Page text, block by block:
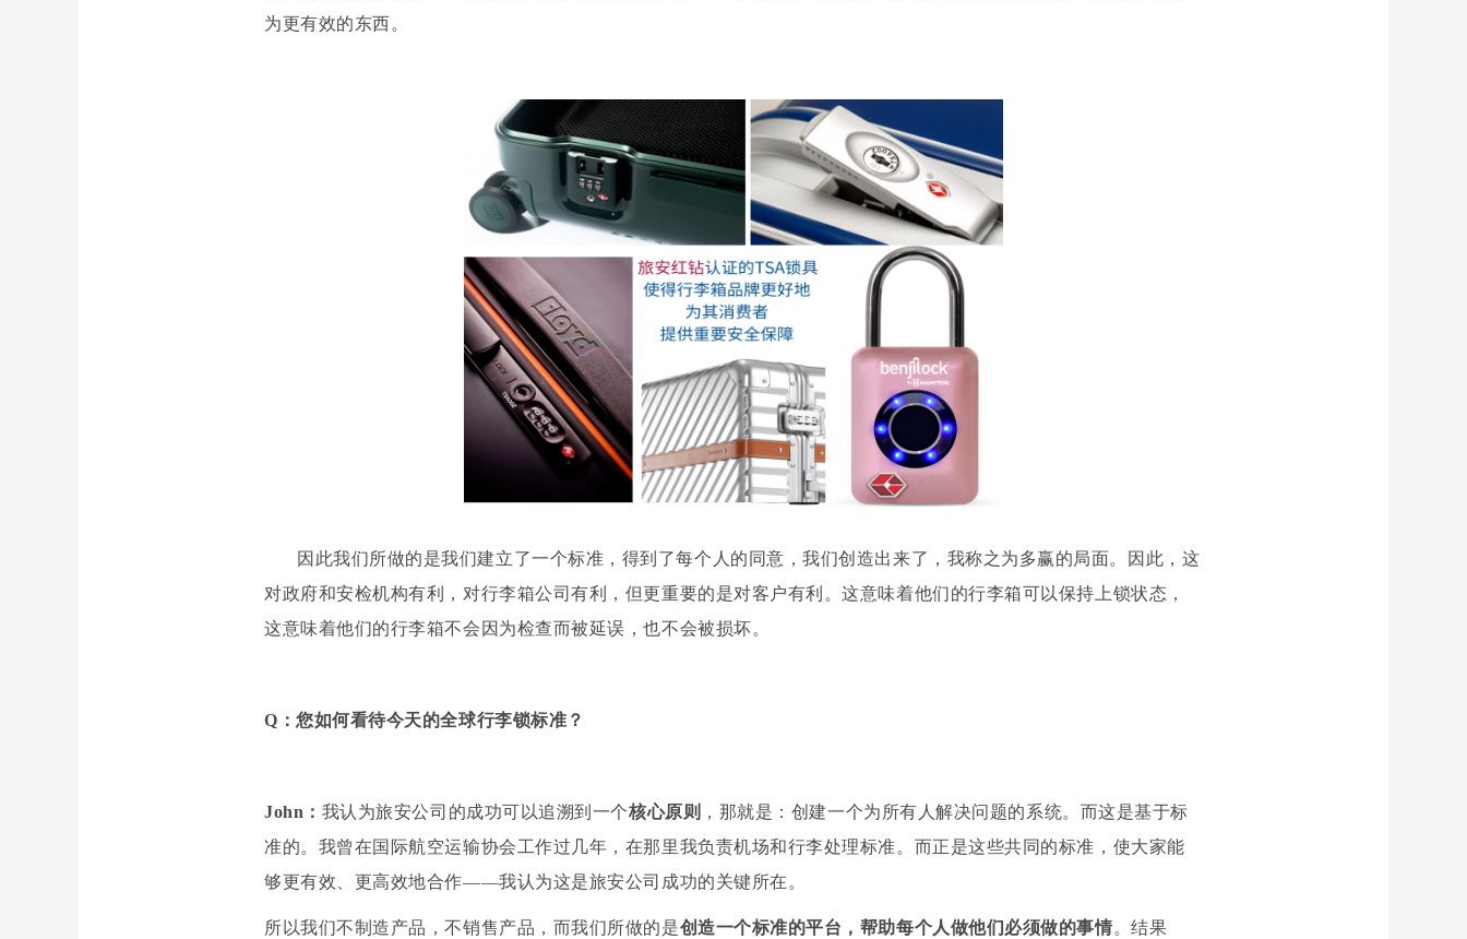
为更有效的东西。
因此我们所做的是我们建立了一个标准，得到 了每个人的同意，我们创造出来了，我称之为多赢的局面。因此，这
对政府和安检机构有利，对行李箱公司有利，但更重要的是对客户有利。这意味着他们的行李箱可以保持上锁状态，
这意味着他们的行李箱不会因为检查而被延误，也不会被损坏。
Q：您如何看待今天的全球行李锁标准？
John： 我认为旅安公司的成功可以追溯到一个核心原则 ， 那就是：创建一个为所有人解决问题的系统。而这是基于标
准的。我曾在国际航空运输协会工作过几年，在那里我负责机场和行李处理标准。而正是这些共同的标准，使大家能
够更有效、更高效地合作——我认为这是旅安公司成功的关键所在。
所以我们不制造产品，不销售产品，而我们所做的是创造一个标准的平台，帮助每个人做他们必须做的事情。结果